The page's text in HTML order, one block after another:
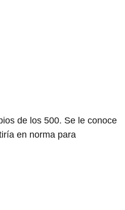
de los 500. Se le conoce
en norma para